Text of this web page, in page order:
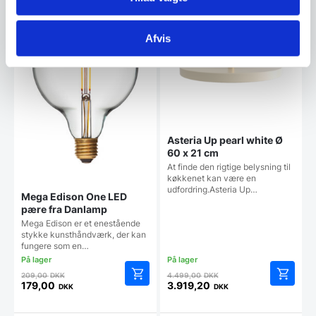
Afvis
SPAR 14%
Mega Edison One LED
pære fra Danlamp
Mega Edison er et enestående
stykke kunsthåndværk, der kan
fungere som en…
209,00DKKDen
oprindelige
var:
179,00 DKK
aktuelle
Asteria Up pearl white Ø
60 x 21 cm
At finde den rigtige belysning til
køkkenet kan være en
udfordring.Asteria Up…
4.499,00DKKDen
oprindelige
var:
3.919,20 DKK
aktuelle